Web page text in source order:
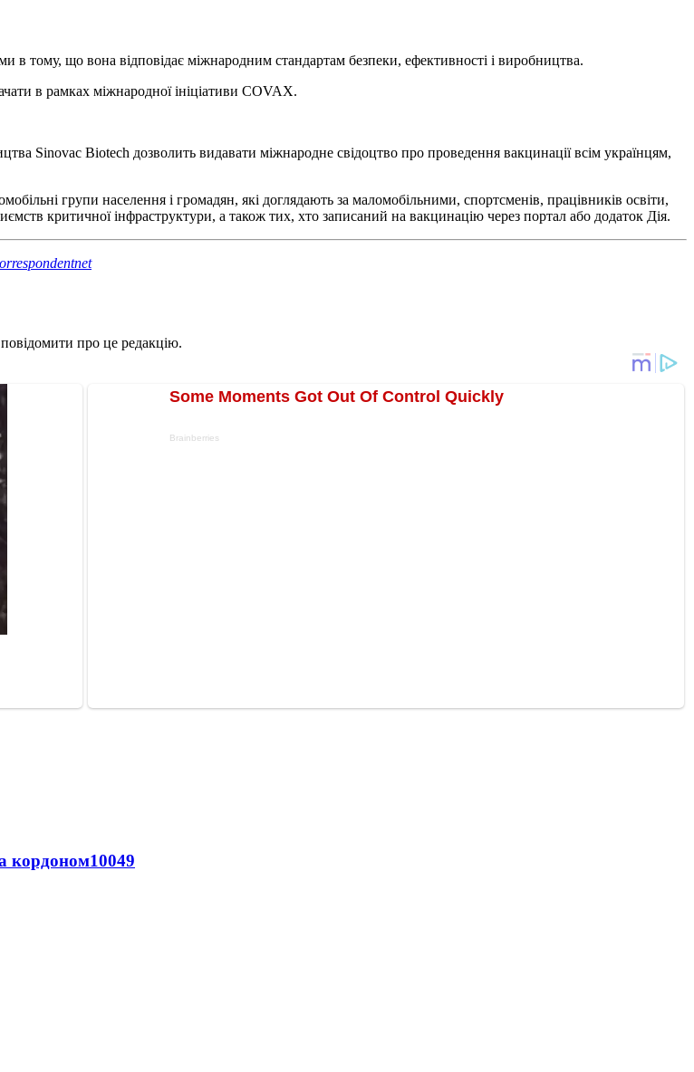
тому, що вона відповідає міжнародним стандартам безпеки, ефективності і виробництва.
в рамках міжнародної ініціативи COVAX.
Biotech дозволить видавати міжнародне свідоцтво про проведення вакцинації всім українцям,
групи населення і громадян, які доглядають за маломобільними, спортсменів, працівників освіти,
критичної інфраструктури, а також тих, хто записаний на вакцинацію через портал або додаток Дія.
про це редакцію.
кордоном10049